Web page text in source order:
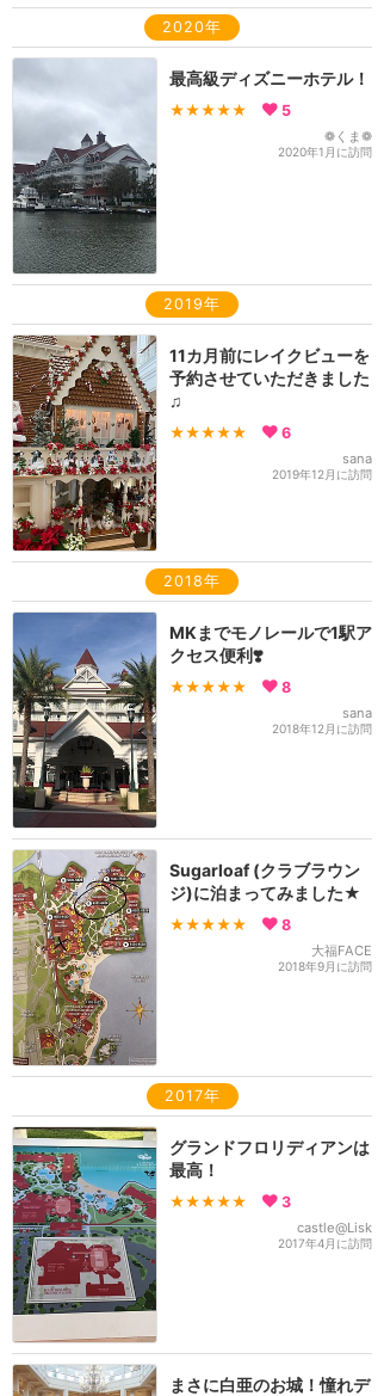
2020年
最高級ディズニーホテル！
★★★★★ 5
❁くま❁
2020年1月に訪問
2019年
11カ月前にレイクビューを
予約させていただきました
♫
★★★★★ 6
sana
2019年12月に訪問
2018年
MKまでモノレールで1駅ア
クセス便利❣️
★★★★★ 8
sana
2018年12月に訪問
Sugarloaf (クラブラウン
ジ)に泊まってみました★
★★★★★ 8
大福FACE
2018年9月に訪問
2017年
グランドフロリディアンは
最高！
★★★★★ 3
castle@Lisk
2017年4月に訪問
まさに白亜のお城！憧れデ